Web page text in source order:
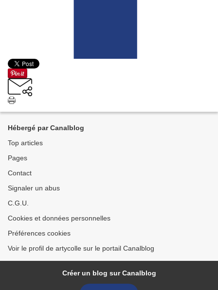
Hébergé par Canalblog
Top articles
Pages
Contact
Signaler un abus
C.G.U.
Cookies et données personnelles
Préférences cookies
Voir le profil de artycolle sur le portail Canalblog
Créer un blog sur Canalblog